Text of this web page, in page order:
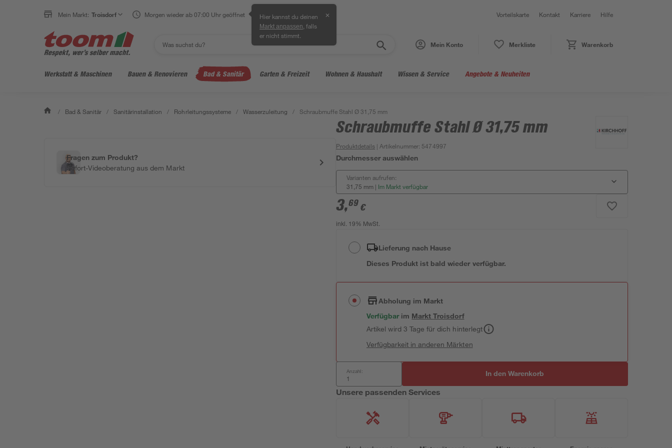
Mein Markt: Troisdorf Morgen wieder ab 07:00 Uhr geöffnet Hier kannst du deinen
Markt anpassen , falls
er nicht stimmt.
✕ Vorteilskarte Kontakt Karriere Hilfe
Mein Konto Merkliste Warenkorb
Werkstatt & Maschinen Bauen & Renovieren Bad & Sanitär Garten & Freizeit Wohnen & Haushalt Wissen & Service Angebote & Neuheiten
/ Bad & Sanitär / Sanitärinstallation / Rohrleitungssysteme / Wasserzuleitung / Schraubmuffe Stahl Ø 31,75 mm
Fragen zum Produkt?
Sofort-Videoberatung aus dem Markt
Schraubmuffe Stahl Ø 31,75 mm
Produktdetails | Artikelnummer: 5474997
Durchmesser auswählen
Varianten aufrufen:
31,75 mm | Im Markt verfügbar
3,69 €
inkl. 19% MwSt.
Lieferung nach Hause
Dieses Produkt ist bald wieder verfügbar.
Abholung im Markt
Verfügbar im MarktTroisdorf
Artikel wird 3 Tage für dich hinterlegt
Verfügbarkeit in anderen Märkten
Anzahl: In den Warenkorb
Unsere passenden Services